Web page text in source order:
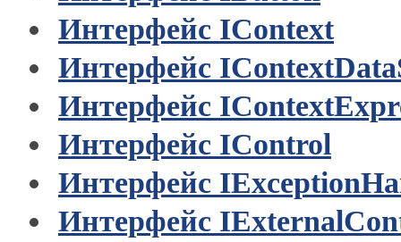
Интерфейс IContext
Интерфейс
Интерфейс
Интерфейс IControl
Интерфейс
Интерфейс